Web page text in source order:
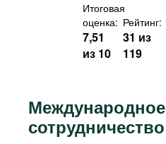
Итоговая
оценка:
7,51
из 10
Рейтинг:
31 из
119
Международное
сотрудничество